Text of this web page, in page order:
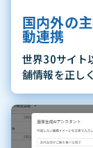
国内外の
動連携
世界30サイト
舗情報を正し